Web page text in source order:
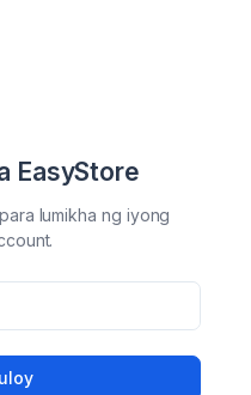
EasyStore
lumikha ng iyong